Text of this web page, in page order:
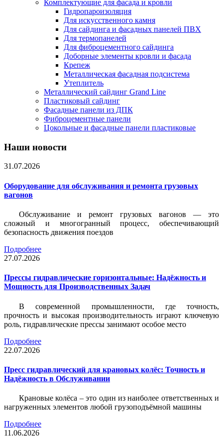
Комплектующие для фасада и кровли
Гидропароизоляция
Для искусственного камня
Для сайдинга и фасадных панелей ПВХ
Для термопанелей
Для фиброцементного сайдинга
Доборные элементы кровли и фасада
Крепеж
Металлическая фасадная подсистема
Утеплитель
Металлический сайдинг Grand Line
Пластиковый сайдинг
Фасадные панели из ДПК
Фиброцементные панели
Цокольные и фасадные панели пластиковые
Наши новости
31.07.2026
Оборудование для обслуживания и ремонта грузовых
вагонов
Обслуживание и ремонт грузовых вагонов — это
сложный и многогранный процесс, обеспечивающий
безопасность движения поездов
Подробнее
27.07.2026
Прессы гидравлические горизонтальные: Надёжность и
Мощность для Производственных Задач
В современной промышленности, где точность,
прочность и высокая производительность играют ключевую
роль, гидравлические прессы занимают особое место
Подробнее
22.07.2026
Пресс гидравлический для крановых колёс: Точность и
Надёжность в Обслуживании
Крановые колёса – это один из наиболее ответственных и
нагруженных элементов любой грузоподъёмной машины
Подробнее
11.06.2026